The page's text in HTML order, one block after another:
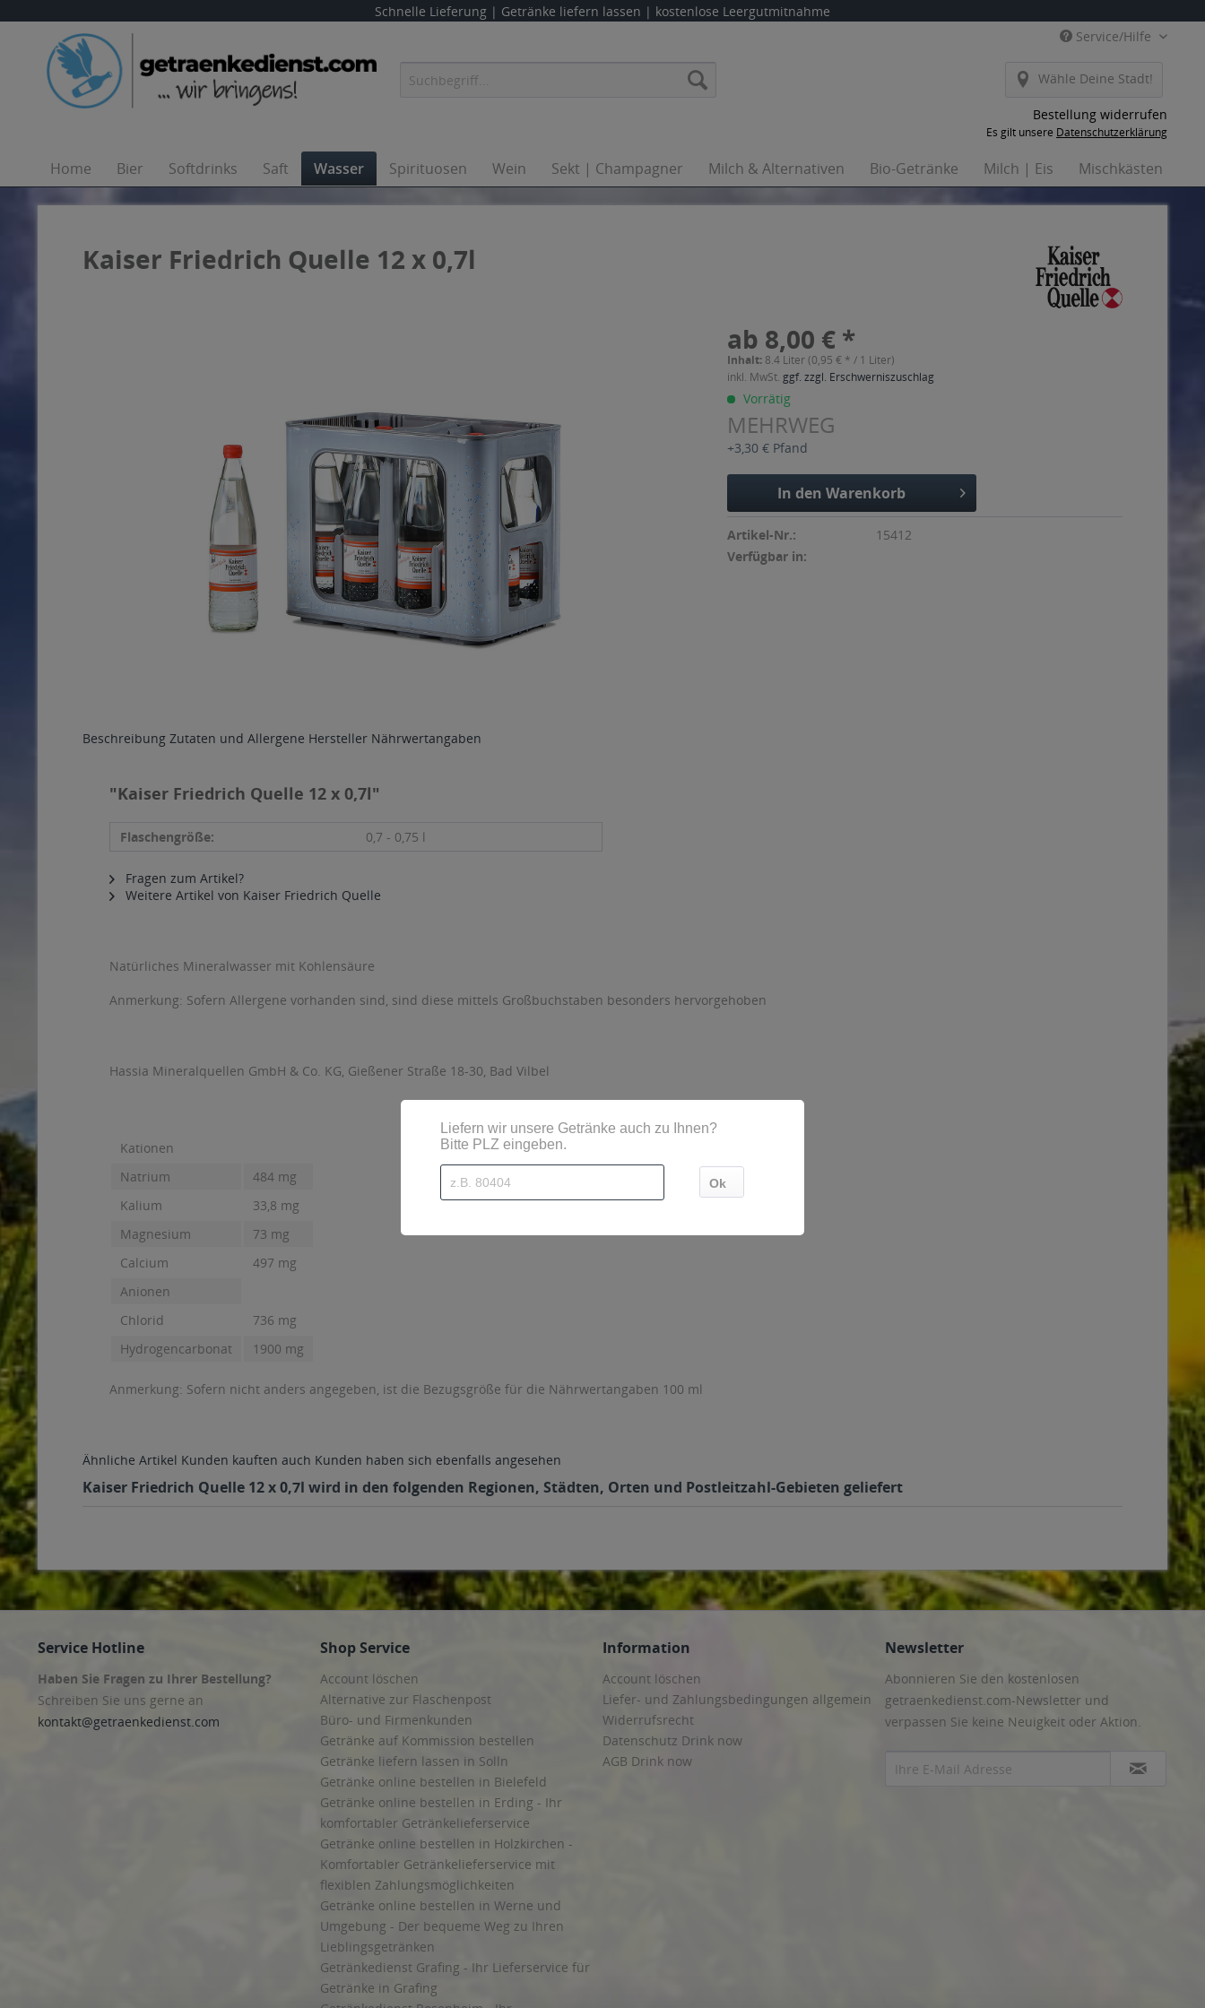
Schnelle Lieferung | Getränke liefern lassen | kostenlose Leergutmitnahme
Service/Hilfe
Wähle Deine Stadt!
Bestellung widerrufen
Es gilt unsere Datenschutzerklärung
Home Bier Softdrinks Saft Wasser Spirituosen Wein Sekt | Champagner Milch & Alternativen Bio-Getränke Milch | Eis Mischkästen
Kaiser Friedrich Quelle 12 x 0,7l
ab 8,00 € *
Inhalt: 8.4 Liter (0,95 € * / 1 Liter)
inkl. MwSt. ggf. zzgl. Erschwerniszuschlag
Vorrätig
MEHRWEG
+3,30 € Pfand
In den Warenkorb
Artikel-Nr.:
15412
Verfügbar in:
Beschreibung Zutaten und Allergene Hersteller Nährwertangaben
"Kaiser Friedrich Quelle 12 x 0,7l"
Flaschengröße: 0,7 - 0,75 l
Fragen zum Artikel?
Weitere Artikel von Kaiser Friedrich Quelle
Natürliches Mineralwasser mit Kohlensäure
Anmerkung: Sofern Allergene vorhanden sind, sind diese mittels Großbuchstaben besonders hervorgehoben
Hassia Mineralquellen GmbH & Co. KG, Gießener Straße 18-30, Bad Vilbel
Kationen
Natrium
484 mg
Kalium
33,8 mg
Magnesium
73 mg
Calcium
497 mg
Anionen
Chlorid
736 mg
Hydrogencarbonat
1900 mg
Anmerkung: Sofern nicht anders angegeben, ist die Bezugsgröße für die Nährwertangaben 100 ml
Ähnliche Artikel Kunden kauften auch Kunden haben sich ebenfalls angesehen
Kaiser Friedrich Quelle 12 x 0,7l wird in den folgenden Regionen, Städten, Orten und Postleitzahl-Gebieten geliefert
Service Hotline
Haben Sie Fragen zu Ihrer Bestellung?
Schreiben Sie uns gerne an
kontakt@getraenkedienst.com
Shop Service
Account löschen
Alternative zur Flaschenpost
Büro- und Firmenkunden
Getränke auf Kommission bestellen
Getränke liefern lassen in Solln
Getränke online bestellen in Bielefeld
Getränke online bestellen in Erding - Ihr
komfortabler Getränkelieferservice
Getränke online bestellen in Holzkirchen -
Komfortabler Getränkelieferservice mit
flexiblen Zahlungsmöglichkeiten
Getränke online bestellen in Werne und
Umgebung - Der bequeme Weg zu Ihren
Lieblingsgetränken
Getränkedienst Grafing - Ihr Lieferservice für
Getränke in Grafing
Information
Account löschen
Liefer- und Zahlungsbedingungen allgemein
Widerrufsrecht
Datenschutz Drink now
AGB Drink now
Newsletter
Abonnieren Sie den kostenlosen
getraenkedienst.com-Newsletter und
verpassen Sie keine Neuigkeit oder Aktion.